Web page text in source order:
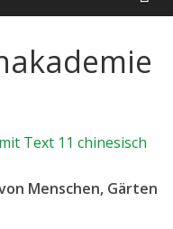
dem Duo
Menschen, Gärten